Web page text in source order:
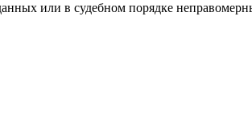
или в судебном порядке